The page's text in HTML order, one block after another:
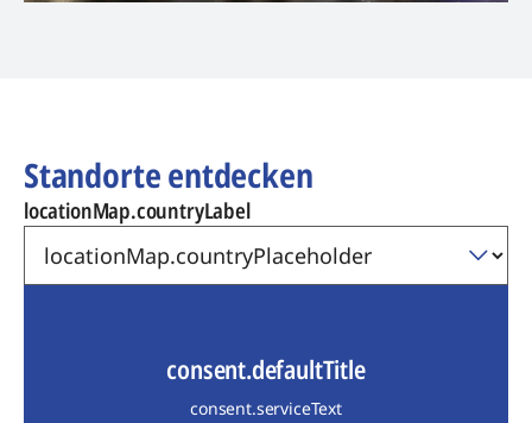
Standorte entdecken
locationMap.countryLabel
consent.defaultTitle
consent.serviceText